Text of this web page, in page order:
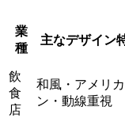
業
種
主なデザイン
飲
食
店
和風・アメリカ
ン・動線重視